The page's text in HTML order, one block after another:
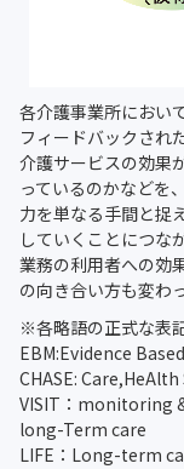
各介護事業所におい
フィードバックされ
介護サービスの効果
っているのかなどを
力を単なる手間と捉
していくことにつな
業務の利用者への効
の向き合い方も変わ
※各略語の正式な表
EBM:Evidence
CHASE:
VISIT：monitoring
long-Term care
LIFE：Long-term